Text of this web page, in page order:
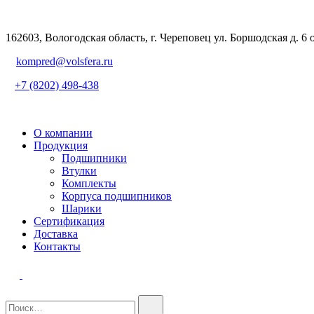
162603, Вологодская область, г. Череповец ул. Боршодская д. 6
kompred@volsfera.ru
+7 (8202) 498-438
О компании
Продукция
Подшипники
Втулки
Комплекты
Корпуса подшипников
Шарики
Сертификация
Доставка
Контакты